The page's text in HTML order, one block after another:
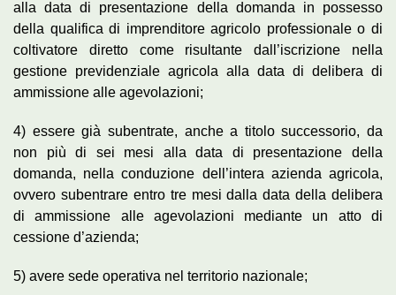
alla data di presentazione della domanda in possesso
della qualifica di imprenditore agricolo professionale o di
coltivatore diretto come risultante dall’iscrizione nella
gestione previdenziale agricola alla data di delibera di
ammissione alle agevolazioni;
4) essere già subentrate, anche a titolo successorio, da
non più di sei mesi alla data di presentazione della
domanda, nella conduzione dell’intera azienda agricola,
ovvero subentrare entro tre mesi dalla data della delibera
di ammissione alle agevolazioni mediante un atto di
cessione d’azienda;
5) avere sede operativa nel territorio nazionale;